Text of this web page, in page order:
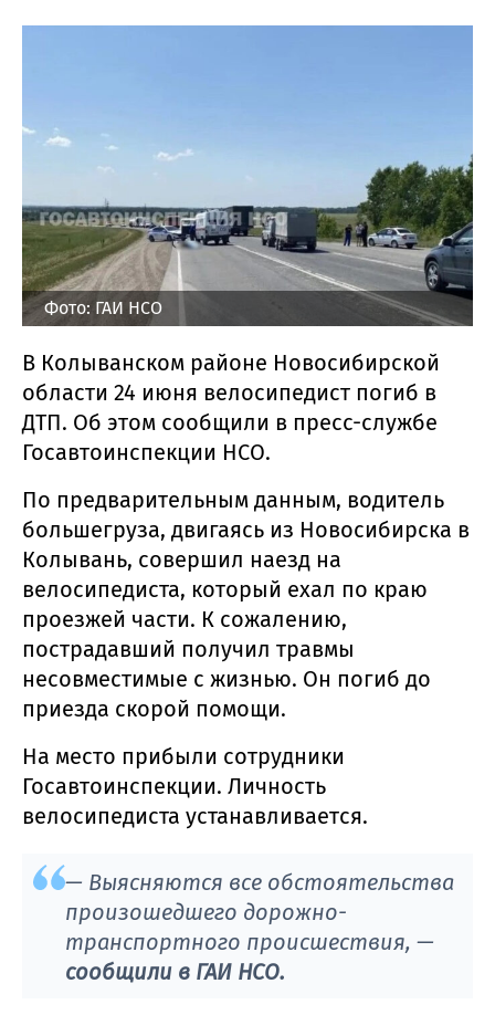
Фото: ГАИ НСО
В Колыванском районе Новосибирской
области 24 июня велосипедист погиб в
ДТП. Об этом сообщили в пресс-службе
Госавтоинспекции НСО.
По предварительным данным, водитель
большегруза, двигаясь из Новосибирска в
Колывань, совершил наезд на
велосипедиста, который ехал по краю
проезжей части. К сожалению,
пострадавший получил травмы
несовместимые с жизнью. Он погиб до
приезда скорой помощи.
На место прибыли сотрудники
Госавтоинспекции. Личность
велосипедиста устанавливается.
— Выясняются все обстоятельства
произошедшего дорожно-
транспортного происшествия, —
сообщили в ГАИ НСО.